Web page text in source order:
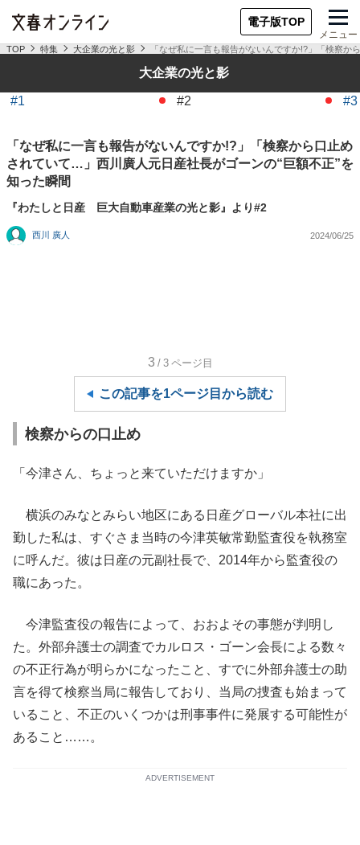
電子版TOP
メニュー
TOP 特集 大企業の光と影 「なぜ私に一言も報告がないんですか!?」「検察
大企業の光と影
#1 #2 #3
「なぜ私に一言も報告がないんですか!?」「検察から口止め
されていて…」西川廣人元日産社長がゴーンの“巨額不正”を
知った瞬間
『わたしと日産 巨大自動車産業の光と影』より#2
西川 廣人 2024/06/25
3 /3 ページ目
この記事を1ページ目から読む
検察からの口止め
「今津さん、ちょっと来ていただけますか」
横浜のみなとみらい地区にある日産グローバル本社に出
勤した私は、すぐさま当時の今津英敏常勤監査役を執務室
に呼んだ。彼は日産の元副社長で、2014年から監査役の
職にあった。
今津監査役の報告によって、おおよその事態が判明し
た。外部弁護士の調査でカルロス・ゴーン会長による数々
の不正行為が明らかになったこと、すでに外部弁護士の助
言を得て検察当局に報告しており、当局の捜査も始まって
いること、不正のいくつかは刑事事件に発展する可能性が
あること……。
ADVERTISEMENT